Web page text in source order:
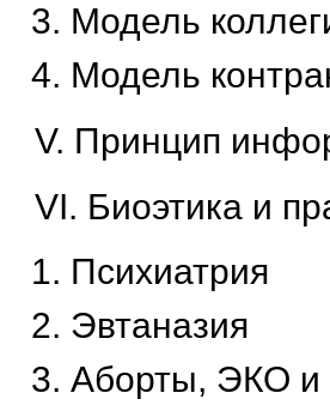
Модель
Модель
V. Принцип
VI. Биоэтика и
Психиатрия
Эвтаназия
Аборты, ЭКО и